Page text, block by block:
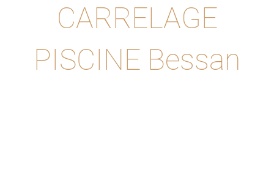
CARRELAGE
PISCINE Bessan